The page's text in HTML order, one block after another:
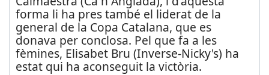
forma li ha pres també el liderat de la
general de la Copa Catalana, que es
donava per conclosa. Pel que fa a les
fèmines, Elisabet Bru (Inverse-Nicky's) ha
estat qui ha aconseguit la victòria.